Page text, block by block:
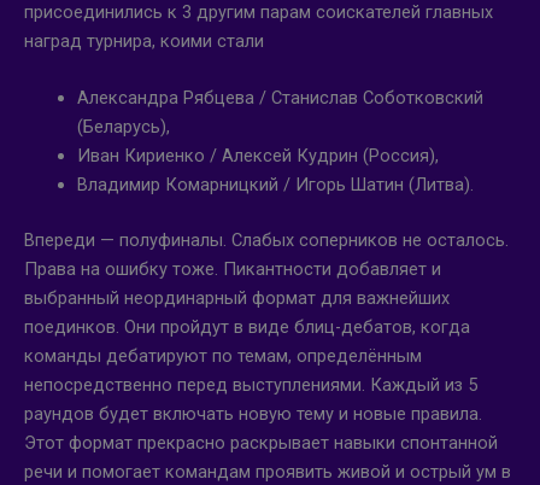
присоединились к 3 другим парам соискателей главных
наград турнира, коими стали
Александра Рябцева / Станислав Соботковский
(Беларусь),
Иван Кириенко / Алексей Кудрин (Россия),
Владимир Комарницкий / Игорь Шатин (Литва).
Впереди — полуфиналы. Слабых соперников не осталось.
Права на ошибку тоже. Пикантности добавляет и
выбранный неординарный формат для важнейших
поединков. Они пройдут в виде блиц-дебатов, когда
команды дебатируют по темам, определённым
непосредственно перед выступлениями. Каждый из 5
раундов будет включать новую тему и новые правила.
Этот формат прекрасно раскрывает навыки спонтанной
речи и помогает командам проявить живой и острый ум в